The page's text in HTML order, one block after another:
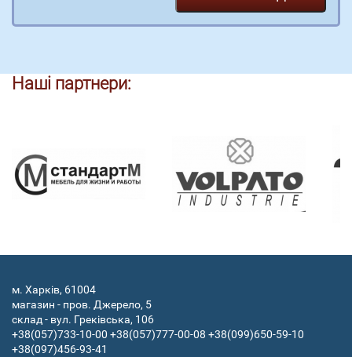
Наші партнери:
м. Харків, 61004
магазин - пров. Джерело, 5
склад - вул. Греківська, 106
+38(057)733-10-00 +38(057)777-00-08 +38(099)650-59-10
+38(097)456-93-41